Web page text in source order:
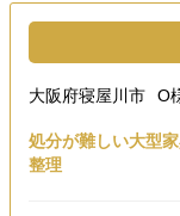
大阪府寝屋川市 O
処分が難しい大型
整理